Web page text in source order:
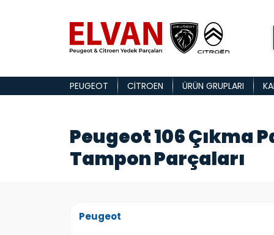
PEUGEOT CITROEN ÜRÜN GRUPLARI
Peugeot 106 Çıkma
Tampon Parçaları
Peugeot